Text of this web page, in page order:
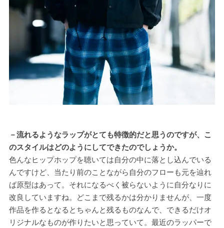
－流れるようなラップがとても特徴的だと思うのですが、こ
のスタイルはどのようにしてできたのでしょうか。
色んなヒップホップを聴いては自分の中に落とし込んでいる
んですけど、当たり前のことながら自分のフローも元を辿れ
ば原型はあって。それになるべく被らないように自分なりに
改良していますね。どこまで残るかは分かりませんが、一度
作品を作るとなるとちゃんと残るものなんで、できるだけオ
リジナルなものが作りたいと思っていて。最近のラッパーで